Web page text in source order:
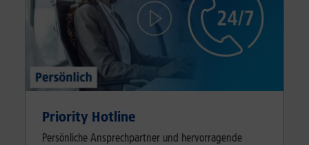
Priority Hotline
Persönliche Ansprechpartner und hervorragende